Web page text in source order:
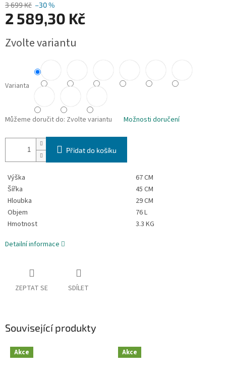
3 699 Kč –30 %
2 589,30 Kč
cena:
Zvolte variantu
Varianta
Můžeme doručit do: Zvolte variantu Možnosti doručení
Přidat do košíku
Výška
67 CM
Šířka
45 CM
Hloubka
29 CM
Objem
76 L
Hmotnost
3.3 KG
Detailní informace
ZEPTAT SE SDÍLET
Související produkty
Akce Akce